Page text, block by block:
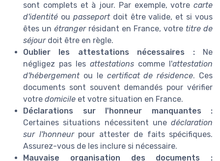
sont complets et à jour. Par exemple, votre carte
d'identité ou passeportdoit être valide, et si vous
êtes un étrangerrésidant en France, votre titre de
séjourdoit être en règle.
Oublier les attestations nécessaires :Ne
négligez pas les attestations comme l'attestation
d'hébergementou le certificat de résidence. Ces
documents sont souvent demandés pour vérifier
votre domicile et votre situation en France.
Déclarations sur l'honneur manquantes :
Certaines situations nécessitent une déclaration
sur l'honneurpour attester de faits spécifiques.
Assurez-vous de les inclure si nécessaire.
Mauvaise organisation des documents :